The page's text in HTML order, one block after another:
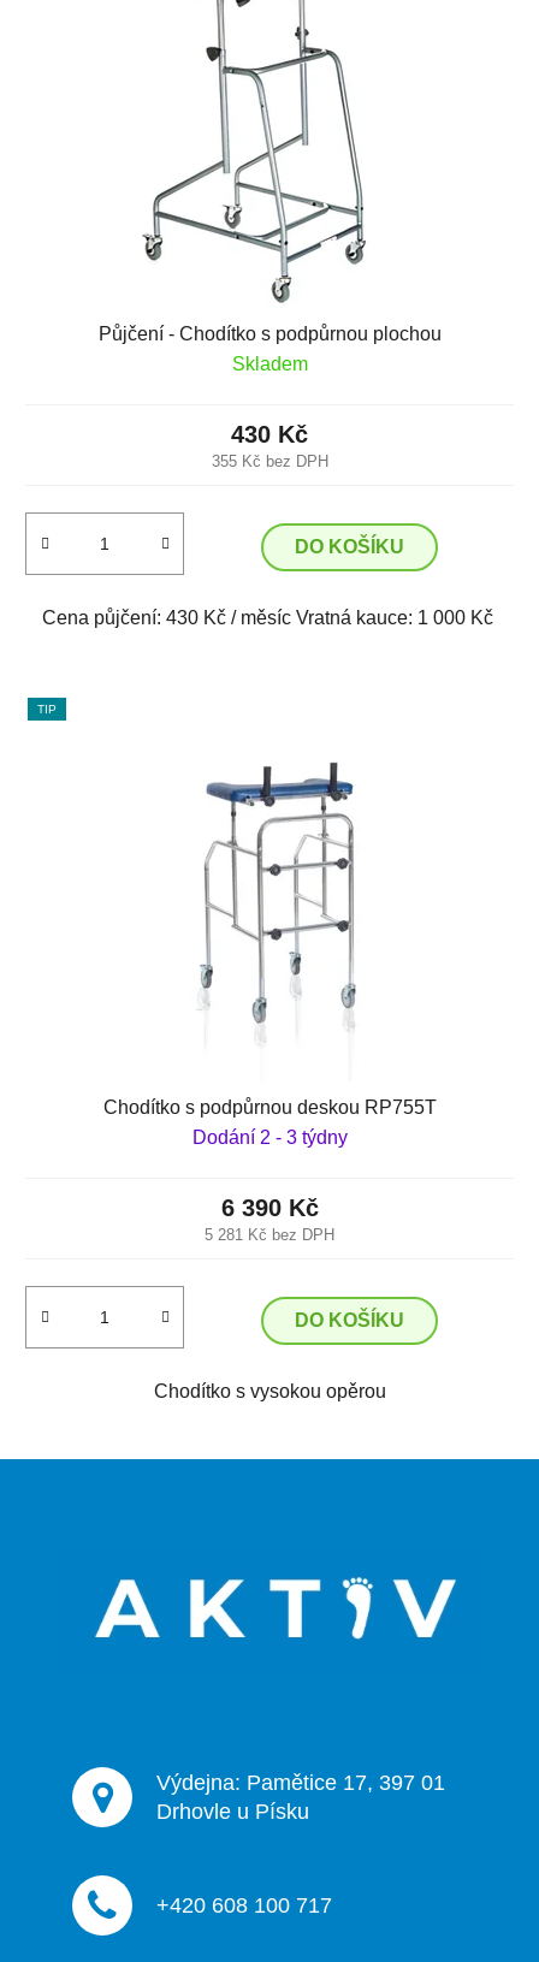
Půjčení - Chodítko s podpůrnou plochou
Skladem
355 Kč bez DPH
430 Kč
DO KOŠÍKU
Cena půjčení: 430 Kč / měsíc Vratná kauce: 1 000 Kč
TIP
Chodítko s podpůrnou deskou RP755T
Dodání 2 - 3 týdny
5 281 Kč bez DPH
6 390 Kč
DO KOŠÍKU
Chodítko s vysokou opěrou
Výdejna: Pamětice 17, 397 01
Drhovle u Písku
+420 608 100 717